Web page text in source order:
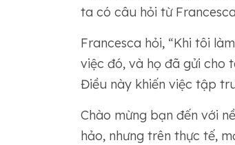
ta có câu hỏi từ
Francesca hỏi, “Khi tôi
việc đó, và họ đã gửi cho
Điều này khiến việc tập
Chào mừng bạn đến với
hảo, nhưng trên thực tế,